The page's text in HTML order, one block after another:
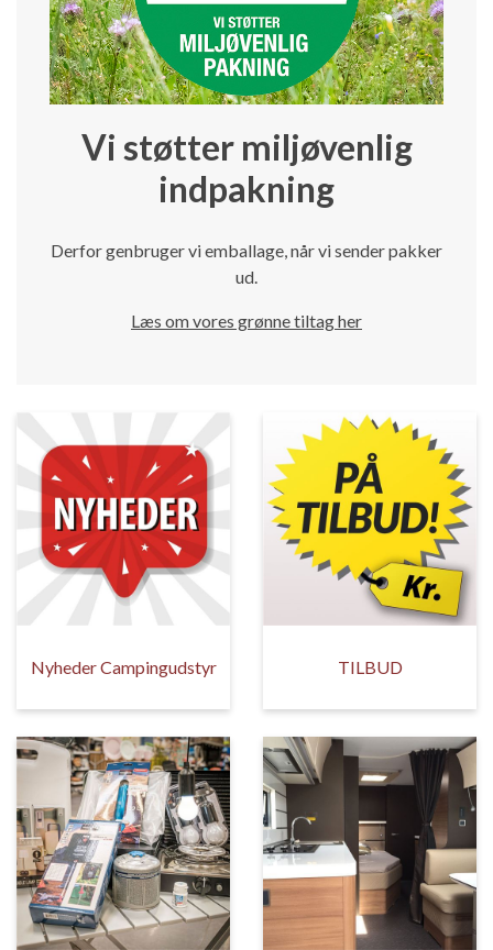
Vi støtter miljøvenlig
indpakning
Derfor genbruger vi emballage, når vi sender pakker
ud.
Læs om vores grønne tiltag her
Nyheder Campingudstyr TILBUD